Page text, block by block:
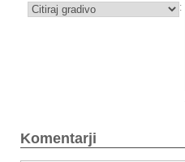
:
Komentarji